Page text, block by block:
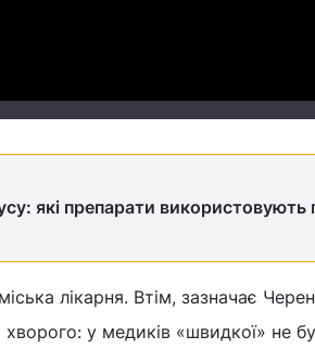
які препарати
лікарня. Втім, зазначає
у медиків «швидкої» не